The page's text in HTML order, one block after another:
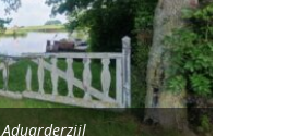
Aduarderzijl